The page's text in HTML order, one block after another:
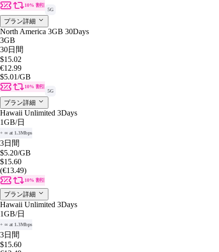
10% 割引
5G
プラン詳細
North America 3GB 30Days
3GB
30日間
$15.02
€12.99
$5.01/GB
10% 割引
5G
プラン詳細
Hawaii Unlimited 3Days
1GB/日
+ ∞ at 1.3Mbps
3日間
$5.20/GB
$15.60
(€13.49)
10% 割引
プラン詳細
Hawaii Unlimited 3Days
1GB/日
+ ∞ at 1.3Mbps
3日間
$15.60